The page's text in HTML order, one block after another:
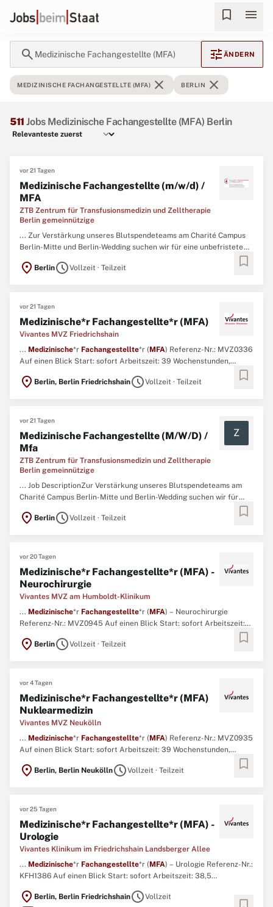
bookmark menu
search Medizinische Fachangestellte (MFA) tune ÄNDERN
MEDIZINISCHE FACHANGESTELLTE (MFA) close BERLIN close
511 Jobs Medizinische Fachangestellte (MFA) Berlin
vor 21 Tagen
Medizinische Fachangestellte (m/w/d) /
MFA
ZTB Zentrum für Transfusionsmedizin und Zelltherapie
Berlin gemeinnützige
... Zur Verstärkung unseres Blutspendeteams am Charité Campus
Berlin-Mitte und Berlin-Wedding suchen wir für eine unbefristete
Anstellung zum nächstmöglichen Zeitpunkt in Voll- oder Teilzeit
einen:MedizinischenFachangestellten
location_on BerlinscheduleVollzeit · Teilzeit bookmark
vor 21 Tagen
Medizinische*r Fachangestellte*r (MFA)
Vivantes MVZ Friedrichshain
... Medizinische*r Fachangestellte*r (MFA) Referenz-Nr.: MVZ0336
Auf einen Blick Start: sofort Arbeitszeit: 39 Wochenstunden,
Teilzeit möglich Vertragsart: unbefristet Entgelt: nach Tarifvertrag
Vivantes Tochtergesellschaften in Anlehnung an den TVöD
location_on Berlin, Berlin FriedrichshainscheduleVollzeit · Teilzeit bookmark
vor 21 Tagen
Medizinische Fachangestellte (M/W/D) /
Mfa
ZTB Zentrum für Transfusionsmedizin und Zelltherapie
Berlin gemeinnützige
Z
... Job DescriptionZur Verstärkung unseres Blutspendeteams am
Charité Campus Berlin-Mitte und Berlin-Wedding suchen wir für
eine unbefristete Anstellung zum nächstmöglichen Zeitpunkt in
Voll- oder Teilzeit einen:\ NMedizinischen
location_on BerlinscheduleVollzeit · Teilzeit bookmark
vor 20 Tagen
Medizinische*r Fachangestellte*r (MFA) -
Neurochirurgie
Vivantes MVZ am Humboldt-Klinikum
... Medizinische*r Fachangestellte*r (MFA) – Neurochirurgie
Referenz-Nr.: MVZ0945 Auf einen Blick Start: sofort Arbeitszeit:
Entgelt: nach Tarifvertrag Vivantes Tochtergesellschaften in
location_on BerlinscheduleVollzeit · Teilzeit bookmark
vor 4 Tagen
Medizinische*r Fachangestellte*r (MFA)
Nuklearmedizin
Vivantes MVZ Neukölln
... Medizinische*r Fachangestellte*r (MFA) Referenz-Nr.: MVZ0935
Auf einen Blick Start: sofort Arbeitszeit: 39 Wochenstunden,
Teilzeit möglich Vertragsart: unbefristet Entgelt: nach Tarifvertrag
Vivantes Tochtergesellschaften in Anlehnung an den TVöD
location_on Berlin, Berlin NeuköllnscheduleVollzeit · Teilzeit bookmark
vor 25 Tagen
Medizinische*r Fachangestellte*r (MFA) -
Urologie
Vivantes Klinikum im Friedrichshain Landsberger Allee
... Medizinische*r Fachangestellte*r (MFA) – Urologie Referenz-Nr.:
KFH1386 Auf einen Blick Start: sofort Arbeitszeit: 38,5
Einsatzort: Vivantes Klinikum im Friedrichshain Bereich: Klinik für
location_on Berlin, Berlin FriedrichshainscheduleVollzeit